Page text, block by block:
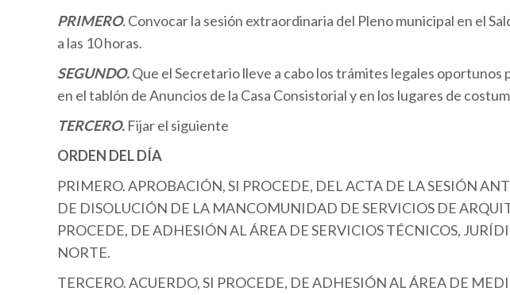
PRIMERO. Convocar la sesión extraordinaria del Pleno municipal en el
a las 10 horas.
SEGUNDO.Que el Secretario lleve a cabo los trámites legales
en el tablón de Anuncios de la Casa Consistorial y en los lugares de
TERCERO. Fijar el siguiente
ORDEN DEL DÍA
PRIMERO. APROBACIÓN, SI PROCEDE, DEL ACTA DE LA SESIÓN
DE DISOLUCIÓN DE LA MANCOMUNIDAD DE SERVICIOS DE
PROCEDE, DE ADHESIÓN AL ÁREA DE SERVICIOS TÉCNICOS,
NORTE.
TERCERO. ACUERDO, SI PROCEDE, DE ADHESIÓN AL ÁREA DE